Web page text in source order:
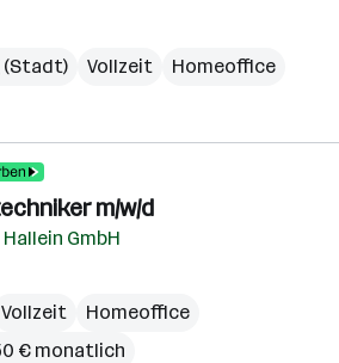
(Stadt)
Vollzeit Homeoffice
m/w/d
GmbH
Vollzeit
Homeoffice
€ monatlich